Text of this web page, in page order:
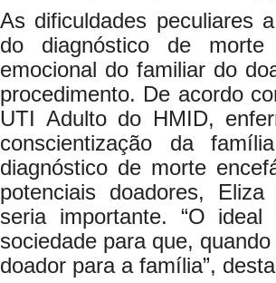
As dificuldades peculiares
do diagnóstico de
emocional do familiar do
procedimento. De acordo
UTI Adulto do HMID,
conscientização da
diagnóstico de morte
potenciais doadores,
seria importante. “O
sociedade para que,
doador para a família”,